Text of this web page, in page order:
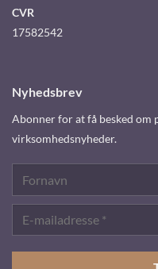
CVR
17582542
Nyhedsbrev
Abonner for at få besked
virksomhedsnyheder.